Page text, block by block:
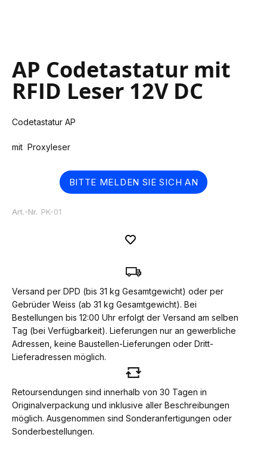
to
the
beginning
of
images
AP Codetastatur mit
RFID Leser 12V DC
Codetastatur AP
mit Proxyleser
BITTE MELDEN SIE SICH AN
Art.-Nr. PK-01
Versand per DPD (bis 31 kg Gesamtgewicht) oder per
Gebrüder Weiss (ab 31 kg Gesamtgewicht). Bei
Bestellungen bis 12:00 Uhr erfolgt der Versand am selben
Tag (bei Verfügbarkeit). Lieferungen nur an gewerbliche
Adressen, keine Baustellen-Lieferungen oder Dritt-
Lieferadressen möglich.
Retoursendungen sind innerhalb von 30 Tagen in
Originalverpackung und inklusive aller Beschreibungen
möglich. Ausgenommen sind Sonderanfertigungen oder
Sonderbestellungen.